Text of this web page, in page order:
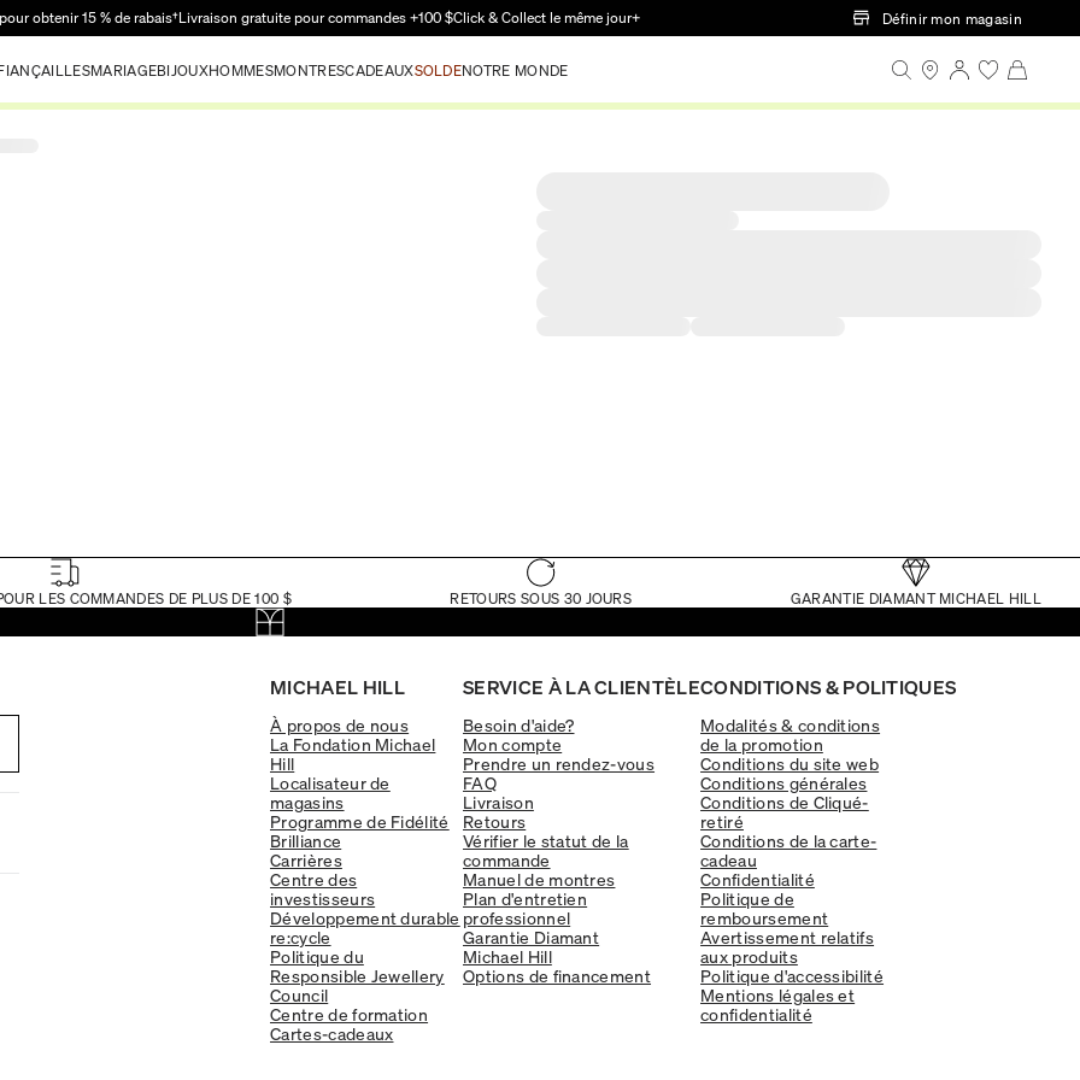
Passer au contenu principal
obtenir 15 % de rabais†Livraison gratuite pour commandes +100 $Click & Collect le même jour+ Définir mon magasin
MARIAGEBIJOUXHOMMESMONTRESCADEAUXSOLDENOTRE MONDE
LES COMMANDES DE PLUS DE 100 $ RETOURS SOUS 30 JOURS GARANTIE DIAMANT MICHAEL HILL
MICHAEL HILL
À propos de nous
La Fondation Michael
Hill
Localisateur de
magasins
Programme de Fidélité
Brilliance
Carrières
Centre des
investisseurs
Développement durable
re:cycle
Politique du
Responsible Jewellery
Council
Centre de formation
Cartes-cadeaux
SERVICE À LA CLIENTÈLE
Besoin d'aide?
Mon compte
Prendre un rendez-vous
FAQ
Livraison
Retours
Vérifier le statut de la
commande
Manuel de montres
Plan d'entretien
professionnel
Garantie Diamant
Michael Hill
Options de financement
CONDITIONS & POLITIQUES
Modalités & conditions
de la promotion
Conditions du site web
Conditions générales
Conditions de Cliqué-
retiré
Conditions de la carte-
cadeau
Confidentialité
Politique de
remboursement
Avertissement relatifs
aux produits
Politique d'accessibilité
Mentions légales et
confidentialité